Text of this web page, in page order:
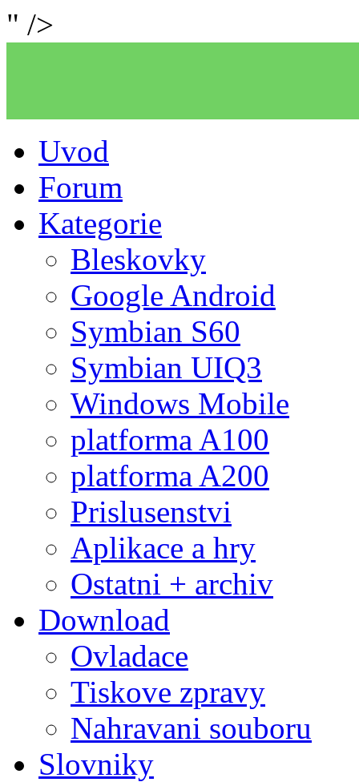
" />
Uvod
Forum
Kategorie
Bleskovky
Google Android
Symbian S60
Symbian UIQ3
Windows Mobile
platforma A100
platforma A200
Prislusenstvi
Aplikace a hry
Ostatni + archiv
Download
Ovladace
Tiskove zpravy
Nahravani souboru
Slovniky